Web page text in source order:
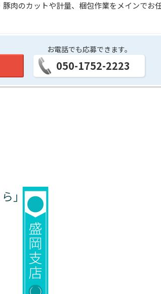
肉のカットや計量、梱包作業をメインでお
お電話でも応募できます。
050-1752-2223